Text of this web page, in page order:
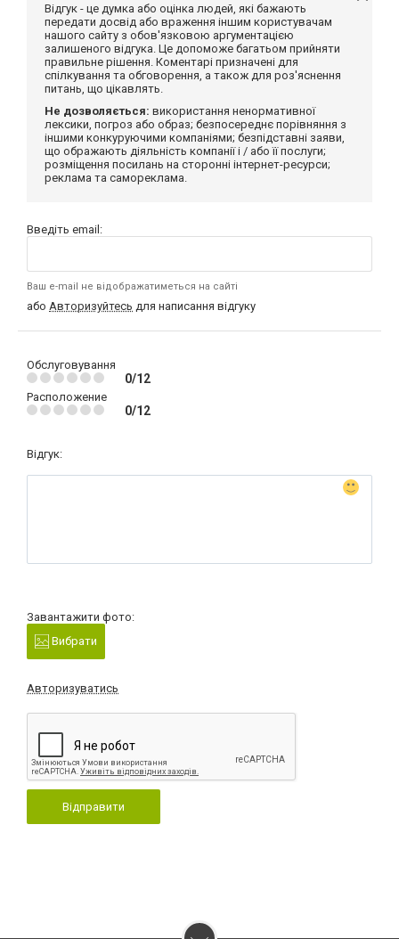
Відгук - це думка або оцінка людей, які бажають
передати досвід або враження іншим користувачам
нашого сайту з обов'язковою аргументацією
залишеного відгука. Це допоможе багатьом прийняти
правильне рішення. Коментарі призначені для
спілкування та обговорення, а також для роз'яснення
питань, що цікавлять.
Не дозволяється: використання ненормативної
лексики, погроз або образ; безпосереднє порівняння з
іншими конкуруючими компаніями; безпідставні заяви,
що ображають діяльність компанії і / або її послуги;
розміщення посилань на сторонні інтернет-ресурси;
реклама та самореклама.
Введіть email:
Ваш e-mail не відображатиметься на сайті
або Авторизуйтесь для написання відгуку
Обслуговування
0/12
Расположение
0/12
Відгук:
Завантажити фото:
Вибрати
Авторизуватись
Відправити